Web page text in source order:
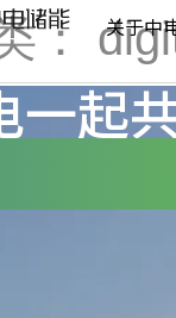
关于中
：
一起